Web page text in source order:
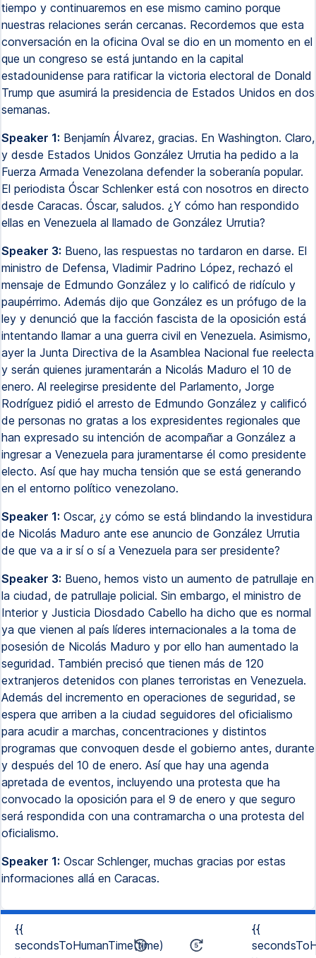
tiempo y continuaremos en ese mismo camino porque
nuestras relaciones serán cercanas. Recordemos que esta
conversación en la oficina Oval se dio en un momento en el
que un congreso se está juntando en la capital
estadounidense para ratificar la victoria electoral de Donald
Trump que asumirá la presidencia de Estados Unidos en dos
semanas.
Speaker 1: Benjamín Álvarez, gracias. En Washington. Claro,
y desde Estados Unidos González Urrutia ha pedido a la
Fuerza Armada Venezolana defender la soberanía popular.
El periodista Óscar Schlenker está con nosotros en directo
desde Caracas. Óscar, saludos. ¿Y cómo han respondido
ellas en Venezuela al llamado de González Urrutia?
Speaker 3: Bueno, las respuestas no tardaron en darse. El
ministro de Defensa, Vladimir Padrino López, rechazó el
mensaje de Edmundo González y lo calificó de ridículo y
paupérrimo. Además dijo que González es un prófugo de la
ley y denunció que la facción fascista de la oposición está
intentando llamar a una guerra civil en Venezuela. Asimismo,
ayer la Junta Directiva de la Asamblea Nacional fue reelecta
y serán quienes juramentarán a Nicolás Maduro el 10 de
enero. Al reelegirse presidente del Parlamento, Jorge
Rodríguez pidió el arresto de Edmundo González y calificó
de personas no gratas a los expresidentes regionales que
han expresado su intención de acompañar a González a
ingresar a Venezuela para juramentarse él como presidente
electo. Así que hay mucha tensión que se está generando
en el entorno político venezolano.
Speaker 1: Oscar, ¿y cómo se está blindando la investidura
de Nicolás Maduro ante ese anuncio de González Urrutia
de que va a ir sí o sí a Venezuela para ser presidente?
Speaker 3: Bueno, hemos visto un aumento de patrullaje en
la ciudad, de patrullaje policial. Sin embargo, el ministro de
Interior y Justicia Diosdado Cabello ha dicho que es normal
ya que vienen al país líderes internacionales a la toma de
posesión de Nicolás Maduro y por ello han aumentado la
seguridad. También precisó que tienen más de 120
extranjeros detenidos con planes terroristas en Venezuela.
Además del incremento en operaciones de seguridad, se
espera que arriben a la ciudad seguidores del oficialismo
para acudir a marchas, concentraciones y distintos
programas que convoquen desde el gobierno antes, durante
y después del 10 de enero. Así que hay una agenda
apretada de eventos, incluyendo una protesta que ha
convocado la oposición para el 9 de enero y que seguro
será respondida con una contramarcha o una protesta del
oficialismo.
Speaker 1: Oscar Schlenger, muchas gracias por estas
informaciones allá en Caracas.
{{
secondsToHumanTime(time)
{{